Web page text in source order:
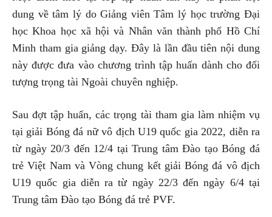
dung về tâm lý do Giảng viên Tâm lý học trường Đại
học Khoa học xã hội và Nhân văn thành phố Hồ Chí
Minh tham gia giảng dạy. Đây là lần đầu tiên nội dung
này được đưa vào chương trình tập huấn dành cho đối
tượng trọng tài Ngoài chuyên nghiệp.
Sau đợt tập huấn, các trọng tài tham gia làm nhiệm vụ
tại giải Bóng đá nữ vô địch U19 quốc gia 2022, diễn ra
từ ngày 20/3 đến 12/4 tại Trung tâm Đào tạo Bóng đá
trẻ Việt Nam và Vòng chung kết giải Bóng đá vô địch
U19 quốc gia diễn ra từ ngày 22/3 đến ngày 6/4 tại
Trung tâm Đào tạo Bóng đá trẻ PVF.